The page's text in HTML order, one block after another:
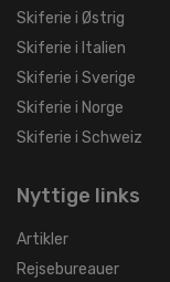
Skiferie i Østrig
Skiferie i Italien
Skiferie i Sverige
Skiferie i Norge
Skiferie i Schweiz
Nyttige links
Artikler
Rejsebureauer